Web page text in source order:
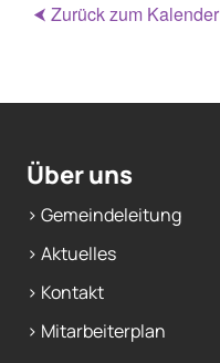
⮜ Zurück zum Kalender
Über uns
> Gemeindeleitung
> Aktuelles
> Kontakt
> Mitarbeiterplan